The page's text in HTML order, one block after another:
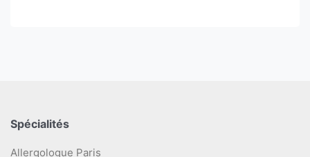
Spécialités
Allergologue Paris